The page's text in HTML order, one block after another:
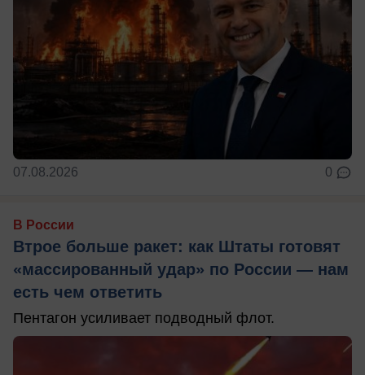
07.08.2026 0
В России
Втрое больше ракет: как Штаты готовят
«массированный удар» по России — нам
есть чем ответить
Пентагон усиливает подводный флот.